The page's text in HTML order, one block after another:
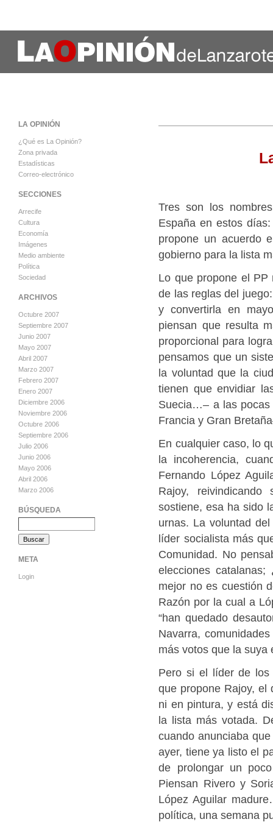
Tres son los
España en estos
propone un acuerdo
gobierno para la lista
Lo que propone el PP
de las reglas del
y convertirla en
piensan que resulta
proporcional para
pensamos que un
la voluntad que la
tienen que envidiar
Suecia…– a las pocas
Francia y Gran
En cualquier caso, lo
la incoherencia,
Fernando López
Rajoy,
sostiene, esa ha sido
urnas. La voluntad
líder socialista más
Comunidad. No
elecciones
mejor no es cuestión
Razón por la cual a
“han quedado
Navarra,
más votos que la suya
Pero si el líder de los
que propone Rajoy, el
ni en pintura, y está
la lista más votada.
cuando anunciaba
ayer, tiene ya listo el
de prolongar un
Piensan Rivero y
López Aguilar
política, una semana
LA OPINIÓN
¿Qué es La Opinión?
Zona privada
Estadísticas
Correo-electrónico
SECCIONES
Arrecife
Cultura
Economía
Imágenes
Medio ambiente
Política
Sociedad
ARCHIVOS
Octubre 2007
Septiembre 2007
Junio 2007
Mayo 2007
Abril 2007
Marzo 2007
Febrero 2007
Enero 2007
Diciembre 2006
Noviembre 2006
Octubre 2006
Septiembre 2006
Julio 2006
Junio 2006
Mayo 2006
Abril 2006
Marzo 2006
BÚSQUEDA
META
Login